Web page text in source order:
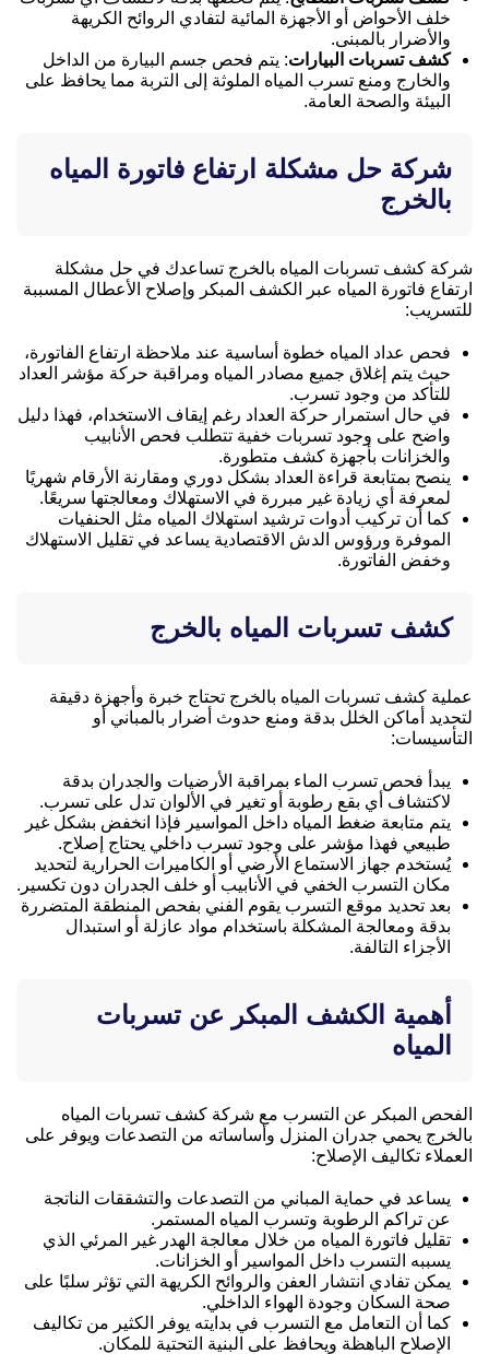
خلف الأحواض أو الأجهزة المائية لتفادي الروائح الكريهة
والأضرار بالمبنى.
كشف تسربات البيارات: يتم فحص جسم البيارة من الداخل
والخارج ومنع تسرب المياه الملوثة إلى التربة مما يحافظ على
البيئة والصحة العامة.
شركة حل مشكلة ارتفاع فاتورة المياه
بالخرج
شركة كشف تسربات المياه بالخرج تساعدك في حل مشكلة
ارتفاع فاتورة المياه عبر الكشف المبكر وإصلاح الأعطال المسببة
للتسريب:
فحص عداد المياه خطوة أساسية عند ملاحظة ارتفاع الفاتورة،
حيث يتم إغلاق جميع مصادر المياه ومراقبة حركة مؤشر العداد
للتأكد من وجود تسرب.
في حال استمرار حركة العداد رغم إيقاف الاستخدام، فهذا دليل
واضح على وجود تسربات خفية تتطلب فحص الأنابيب
والخزانات بأجهزة كشف متطورة.
ينصح بمتابعة قراءة العداد بشكل دوري ومقارنة الأرقام شهريًا
لمعرفة أي زيادة غير مبررة في الاستهلاك ومعالجتها سريعًا.
كما أن تركيب أدوات ترشيد استهلاك المياه مثل الحنفيات
الموفرة ورؤوس الدش الاقتصادية يساعد في تقليل الاستهلاك
وخفض الفاتورة.
كشف تسربات المياه بالخرج
عملية كشف تسربات المياه بالخرج تحتاج خبرة وأجهزة دقيقة
لتحديد أماكن الخلل بدقة ومنع حدوث أضرار بالمباني أو
التأسيسات:
يبدأ فحص تسرب الماء بمراقبة الأرضيات والجدران بدقة
لاكتشاف أي بقع رطوبة أو تغير في الألوان تدل على تسرب.
يتم متابعة ضغط المياه داخل المواسير فإذا انخفض بشكل غير
طبيعي فهذا مؤشر على وجود تسرب داخلي يحتاج إصلاح.
يُستخدم جهاز الاستماع الأرضي أو الكاميرات الحرارية لتحديد
مكان التسرب الخفي في الأنابيب أو خلف الجدران دون تكسير.
بعد تحديد موقع التسرب يقوم الفني بفحص المنطقة المتضررة
بدقة ومعالجة المشكلة باستخدام مواد عازلة أو استبدال
الأجزاء التالفة.
أهمية الكشف المبكر عن تسربات
المياه
الفحص المبكر عن التسرب مع شركة كشف تسربات المياه
بالخرج يحمي جدران المنزل وأساساته من التصدعات ويوفر على
العملاء تكاليف الإصلاح:
يساعد في حماية المباني من التصدعات والتشققات الناتجة
عن تراكم الرطوبة وتسرب المياه المستمر.
تقليل فاتورة المياه من خلال معالجة الهدر غير المرئي الذي
يسببه التسرب داخل المواسير أو الخزانات.
يمكن تفادي انتشار العفن والروائح الكريهة التي تؤثر سلبًا على
صحة السكان وجودة الهواء الداخلي.
كما أن التعامل مع التسرب في بدايته يوفر الكثير من تكاليف
الإصلاح الباهظة ويحافظ على البنية التحتية للمكان.